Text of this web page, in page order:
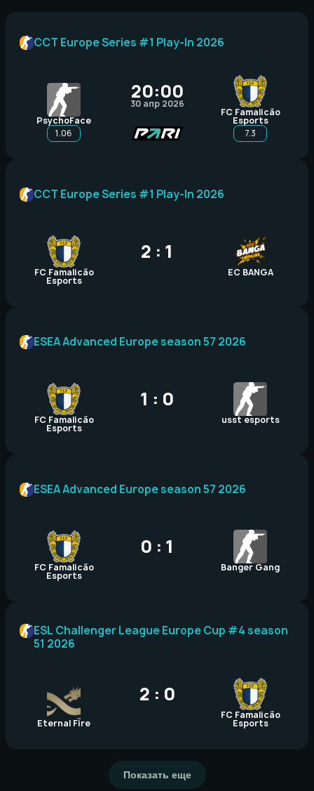
1.06
PsychoFace
20:00
30 апр 2026
FC Famalicão
Esports
7.3
CCT Europe Series #1 Play-In 2026
FC Famalicão
Esports
2 : 1
EC BANGA
CCT Europe Series #1 Play-In 2026
FC Famalicão
Esports
1 : 0
usst esports
ESEA Advanced Europe season 57 2026
FC Famalicão
Esports
0 : 1
Banger Gang
ESEA Advanced Europe season 57 2026
Eternal Fire
2 : 0
FC Famalicão
Esports
ESL Challenger League Europe Cup #4 season
51 2026
Показать еще